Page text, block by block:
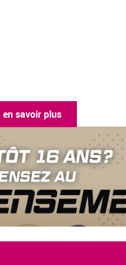
en savoir plus